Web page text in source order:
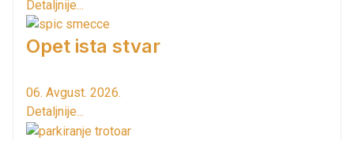
Detaljnije...
Opet ista stvar
06. Avgust. 2026.
Detaljnije...